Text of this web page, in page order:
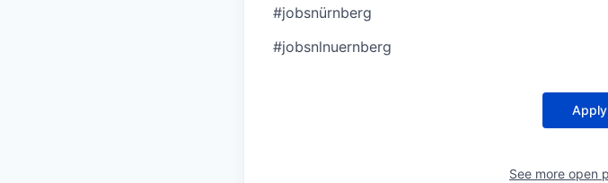
#jobsnürnberg
#jobsnlnuernberg
See more open